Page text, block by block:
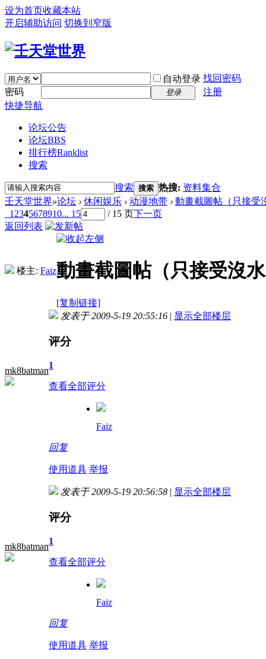
设为首页收藏本站
开启辅助访问 切换到窄版
自动登录 找回密码
密码
登录
注册
快捷导航
论坛公告
论坛BBS
排行榜Ranklist
搜索
搜索 搜索 热搜: 资料集合
壬天堂世界»论坛 › 休闲娱乐 › 动漫地带 › 動畫截圖帖（只接受
1 2345678910... 15 / 15 页下一页
返回列表
楼主: Faiz動畫截圖帖（只接受沒
[复制链接]
mk8batman
发表于 2009-5-19 20:55:16 | 显示全部楼层
评分
1
查看全部评分
Faiz
回复
使用道具 举报
mk8batman
发表于 2009-5-19 20:56:58 | 显示全部楼层
评分
1
查看全部评分
Faiz
回复
使用道具 举报